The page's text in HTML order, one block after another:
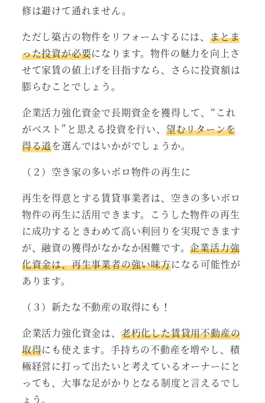
修は避けて通れません。
ただし築古の物件をリフォームするには、 まとま
った投資が必要になります。物件の魅力を向上さ
せて家賃の値上げを目指すなら、さらに投資額は
膨らむことでしょう。
企業活力強化資金で長期資金を獲得して、“これ
がベスト”と思える投資を行い、 望むリターンを
得る道を選んではいかがでしょうか。
（２）空き家の多いボロ物件の再生に
再生を得意とする賃貸事業者は、空きの多いボロ
物件の再生に活用できます。こうした物件の再生
に成功するときわめて高い利回りを実現できます
が、融資の獲得がなかなか困難です。企業活力強
化資金は、再生事業者の強い味方になる可能性が
あります。
（３）新たな不動産の取得にも！
企業活力強化資金は、 老朽化した賃貸用不動産の
取得にも使えます。手持ちの不動産を増やし、積
極経営に打って出たいと考えているオーナーにと
っても、大事な足がかりとなる制度と言えるでし
ょう。